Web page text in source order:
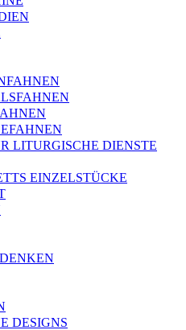
LITURGISCHE DIENSTE
EINZELSTÜCKE
DESIGNS